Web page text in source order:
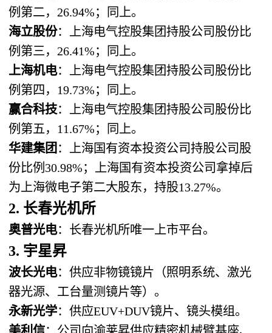
例第二，26.94%；同上。
海立股份：上海电气控股集团持股公司股份比
例第三，26.41%；同上。
上海机电：上海电气控股集团持股公司股份比
例第四，19.73%；同上。
赢合科技：上海电气控股集团持股公司股份比
例第五，11.67%；同上。
华建集团 ：上海国有资本投资公司持股公司股
份比例30.98%；上海国有资本投资公司拿掉后
为上海微电子第二大股东，持股13.27%。
2. 长春光机所
奥普光电：长春光机所唯一上市平台。
3. 宇星昇
波长光电：供应非物镜镜片（照明系统、激光
器光源、工台量测镜片等）。
永新光学：供应EUV+DUV镜片、镜头模组。